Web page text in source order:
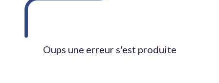
Oups une erreur s'est produite